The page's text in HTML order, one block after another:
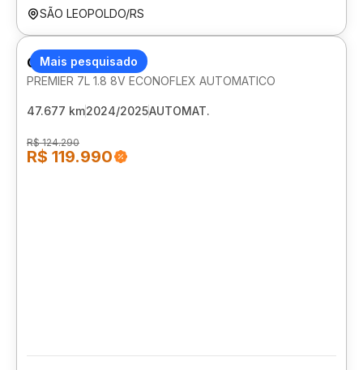
SÃO LEOPOLDO/RS
Mais pesquisado
CHEVROLET SPIN
PREMIER 7L 1.8 8V ECONOFLEX AUTOMATICO
47.677 km2024/2025AUTOMAT.
R$ 124.290
R$ 119.990